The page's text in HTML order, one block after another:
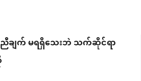
ျက် မရရှိသေးဘဲ သက်ဆိုင်ရာ